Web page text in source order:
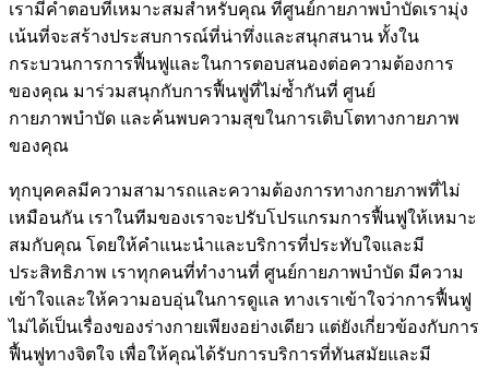
เรามีคำตอบที่เหมาะสมสำหรับคุณ ที่ศูนย์กายภาพบำบัดเรามุ่ง
เน้นที่จะสร้างประสบการณ์ที่น่าทึ่งและสนุกสนาน ทั้งใน
กระบวนการการฟื้นฟูและในการตอบสนองต่อความต้องการ
ของคุณ มาร่วมสนุกกับการฟื้นฟูที่ไม่ซ้ำกันที่ ศูนย์
กายภาพบำบัด และค้นพบความสุขในการเติบโตทางกายภาพ
ของคุณ
ทุกบุคคลมีความสามารถและความต้องการทางกายภาพที่ไม่
เหมือนกัน เราในทีมของเราจะปรับโปรแกรมการฟื้นฟูให้เหมาะ
สมกับคุณ โดยให้คำแนะนำและบริการที่ประทับใจและมี
ประสิทธิภาพ เราทุกคนที่ทำงานที่ ศูนย์กายภาพบำบัด มีความ
เข้าใจและให้ความอบอุ่นในการดูแล ทางเราเข้าใจว่าการฟื้นฟู
ไม่ได้เป็นเรื่องของร่างกายเพียงอย่างเดียว แต่ยังเกี่ยวข้องกับการ
ฟื้นฟูทางจิตใจ เพื่อให้คุณได้รับการบริการที่ทันสมัยและมี